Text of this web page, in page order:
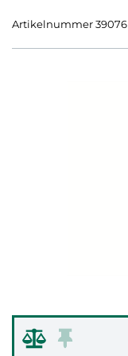
Artikelnummer 39076